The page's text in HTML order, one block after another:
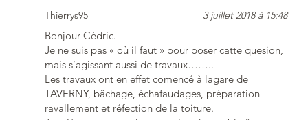
Thierrys95 3 juillet 2018 à 15:48
Bonjour Cédric.
Je ne suis pas « où il faut » pour poser catte quesion,
mais s’agissant aussi de travaux……..
Les travaux ont en effet comencé à lagare de
TAVERNY, bâchage, échafaudages, préparation
ravallement et réfection de la toiture.